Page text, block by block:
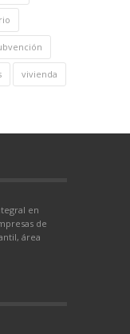
vivienda
en
de
área